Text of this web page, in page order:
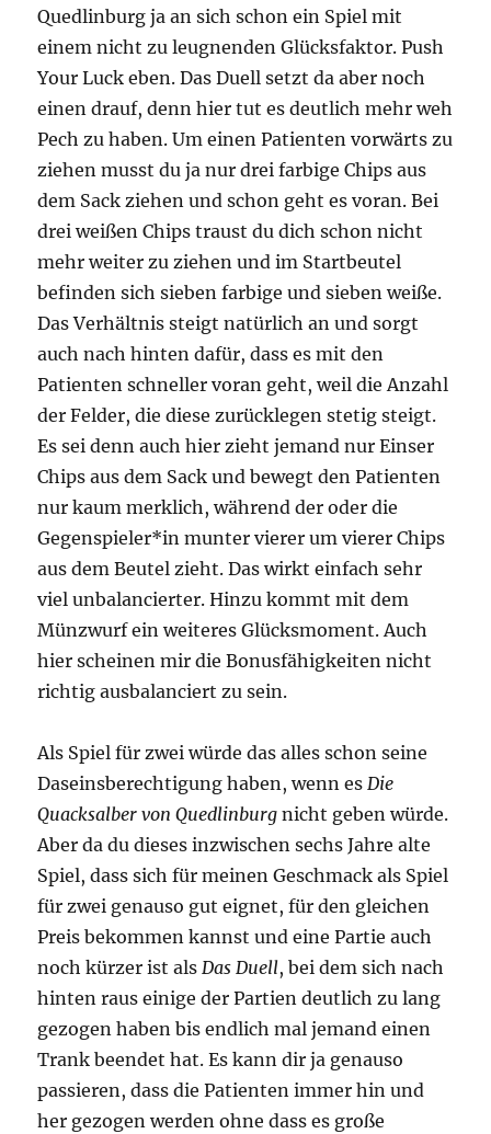
Quedlinburg ja an sich schon ein Spiel mit
einem nicht zu leugnenden Glücksfaktor. Push
Your Luck eben. Das Duell setzt da aber noch
einen drauf, denn hier tut es deutlich mehr weh
Pech zu haben. Um einen Patienten vorwärts zu
ziehen musst du ja nur drei farbige Chips aus
dem Sack ziehen und schon geht es voran. Bei
drei weißen Chips traust du dich schon nicht
mehr weiter zu ziehen und im Startbeutel
befinden sich sieben farbige und sieben weiße.
Das Verhältnis steigt natürlich an und sorgt
auch nach hinten dafür, dass es mit den
Patienten schneller voran geht, weil die Anzahl
der Felder, die diese zurücklegen stetig steigt.
Es sei denn auch hier zieht jemand nur Einser
Chips aus dem Sack und bewegt den Patienten
nur kaum merklich, während der oder die
Gegenspieler*in munter vierer um vierer Chips
aus dem Beutel zieht. Das wirkt einfach sehr
viel unbalancierter. Hinzu kommt mit dem
Münzwurf ein weiteres Glücksmoment. Auch
hier scheinen mir die Bonusfähigkeiten nicht
richtig ausbalanciert zu sein.
Als Spiel für zwei würde das alles schon seine
Daseinsberechtigung haben, wenn esDie
Quacksalber von Quedlinburg nicht geben würde.
Aber da du dieses inzwischen sechs Jahre alte
Spiel, dass sich für meinen Geschmack als Spiel
für zwei genauso gut eignet, für den gleichen
Preis bekommen kannst und eine Partie auch
noch kürzer ist alsDas Duell, bei dem sich nach
hinten raus einige der Partien deutlich zu lang
gezogen haben bis endlich mal jemand einen
Trank beendet hat. Es kann dir ja genauso
passieren, dass die Patienten immer hin und
her gezogen werden ohne dass es große